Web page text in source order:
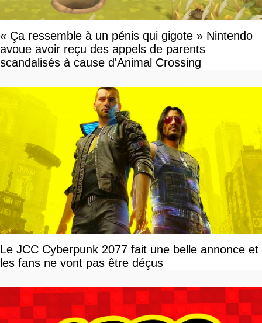
« Ça ressemble à un pénis qui gigote » Nintendo
avoue avoir reçu des appels de parents
scandalisés à cause d'Animal Crossing
Le JCC Cyberpunk 2077 fait une belle annonce et
les fans ne vont pas être déçus